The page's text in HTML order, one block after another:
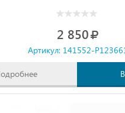
2 850
Артикул: 141552-